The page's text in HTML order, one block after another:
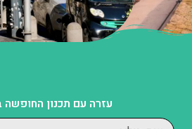
עזרה עם תכנון החופשה